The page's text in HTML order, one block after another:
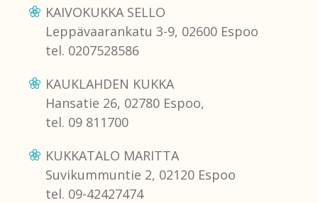
KAIVOKUKKA SELLO
Leppävaarankatu 3-9, 02600 Espoo
tel. 0207528586
KAUKLAHDEN KUKKA
Hansatie 26, 02780 Espoo,
tel. 09 811700
KUKKATALO MARITTA
Suvikummuntie 2, 02120 Espoo
tel. 09-42427474